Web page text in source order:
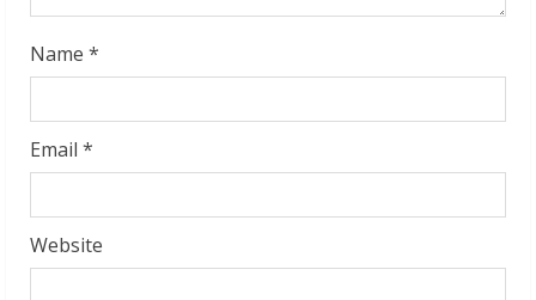
g
Name *
Email *
Website